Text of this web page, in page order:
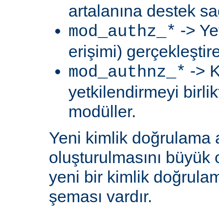
artalanına destek
mod_authz_* ->
erişimi)
mod_authnz_* ->
yetkilendirmeyi
modüller.
Yeni kimlik doğrulama
oluşturulmasını
yeni bir kimlik
şeması vardır.